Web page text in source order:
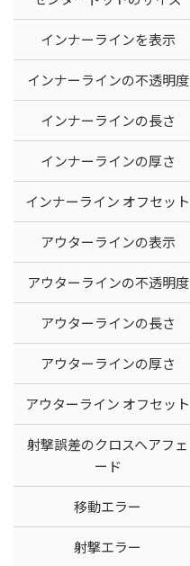
インナーラインを表示
インナーラインの不透明度
インナーラインの長さ
インナーラインの厚さ
インナーライン オフセット
アウターラインの表示
アウターラインの不透明度
アウターラインの長さ
アウターラインの厚さ
アウターライン オフセット
射撃誤差のクロスヘアフェ
ード
移動エラー
射撃エラー